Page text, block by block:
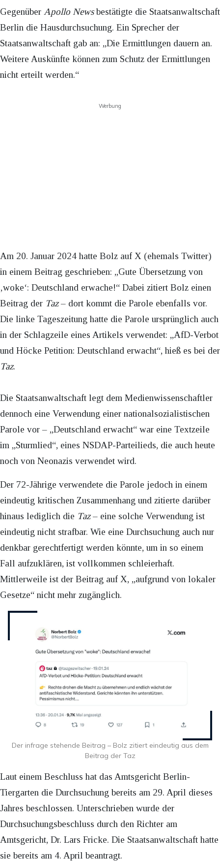
Gegenüber Apollo Newsbestätigte die Staatsanwaltschaft
Berlin die Hausdurchsuchung. Ein Sprecher der
Staatsanwaltschaft gab an: „Die Ermittlungen dauern an.
Weitere Auskünfte können zum Schutz der Ermittlungen
nicht erteilt werden.“
Werbung
Am 20. Januar 2024 hatte Bolz auf X (ehemals Twitter)
in einem Beitrag geschrieben: „Gute Übersetzung von
‚woke‘: Deutschland erwache!“ Dabei zitiert Bolz einen
Beitrag der Taz– dort kommt die Parole ebenfalls vor.
Die linke Tageszeitung hatte die Parole ursprünglich auch
in der Schlagzeile eines Artikels verwendet: „AfD-Verbot
und Höcke Petition: Deutschland erwacht“, hieß es bei der
Taz.
Die Staatsanwaltschaft legt dem Medienwissenschaftler
dennoch eine Verwendung einer nationalsozialistischen
Parole vor – „Deutschland erwacht“ war eine Textzeile
im „Sturmlied“, eines NSDAP-Parteilieds, die auch heute
noch von Neonazis verwendet wird.
Der 72-Jährige verwendete die Parole jedoch in einem
eindeutig kritischen Zusammenhang und zitierte darüber
hinaus lediglich die Taz– eine solche Verwendung ist
eindeutig nicht strafbar. Wie eine Durchsuchung auch nur
denkbar gerechtfertigt werden könnte, um in so einem
Fall aufzuklären, ist vollkommen schleierhaft.
Mittlerweile ist der Beitrag auf X, „aufgrund von lokaler
Gesetze“ nicht mehr zugänglich.
Der infrage stehende Beitrag – Bolz zitiert eindeutig aus dem
Beitrag der Taz
Laut einem Beschluss hat das Amtsgericht Berlin-
Tiergarten die Durchsuchung bereits am 29. April dieses
Jahres beschlossen. Unterschrieben wurde der
Durchsuchungsbeschluss durch den Richter am
Amtsgericht, Dr. Lars Fricke. Die Staatsanwaltschaft hatte
sie bereits am 4. April beantragt.